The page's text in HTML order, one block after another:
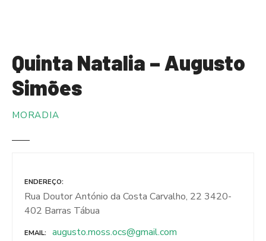
Quinta Natalia – Augusto
Simões
MORADIA
ENDEREÇO
Rua Doutor António da Costa Carvalho, 22 3420-
402 Barras Tábua
EMAIL augusto.moss.ocs@gmail.com